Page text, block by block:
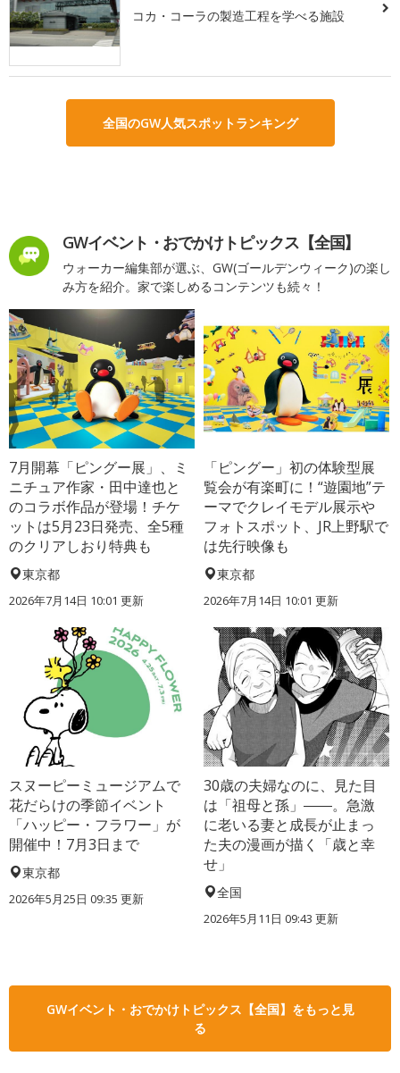
コカ・コーラの製造工程を学べる施設
全国のGW人気スポットランキング
GWイベント・おでかけトピックス【全国】
ウォーカー編集部が選ぶ、GW(ゴールデンウィーク)の楽し
み方を紹介。家で楽しめるコンテンツも続々！
7月開幕「ピングー展」、ミ
ニチュア作家・田中達也と
のコラボ作品が登場！チケ
ットは5月23日発売、全5種
のクリアしおり特典も
東京都
2026年7月14日 10:01 更新
「ピングー」初の体験型展
覧会が有楽町に！“遊園地”テ
ーマでクレイモデル展示や
フォトスポット、JR上野駅で
は先行映像も
東京都
2026年7月14日 10:01 更新
スヌーピーミュージアムで
花だらけの季節イベント
「ハッピー・フラワー」が
開催中！7月3日まで
東京都
2026年5月25日 09:35 更新
30歳の夫婦なのに、見た目
は「祖母と孫」――。急激
に老いる妻と成長が止まっ
た夫の漫画が描く「歳と幸
せ」
全国
2026年5月11日 09:43 更新
GWイベント・おでかけトピックス【全国】をもっと見
る